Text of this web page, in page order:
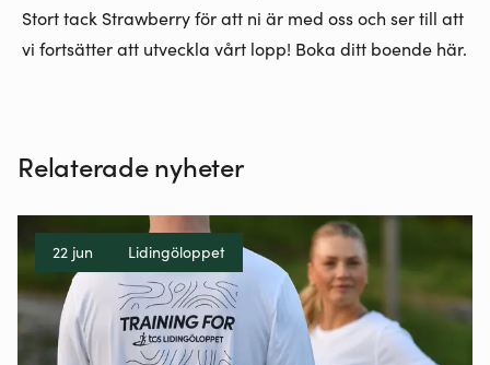
Stort tack Strawberry för att ni är med oss och ser till att
vi fortsätter att utveckla vårt lopp! Boka ditt boende här.
Relaterade nyheter
22 jun Lidingöloppet